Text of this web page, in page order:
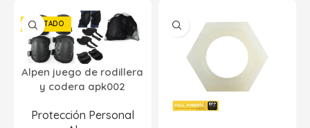
AGOTADO
Alpen juego de rodillera
y codera apk002
Protección Personal